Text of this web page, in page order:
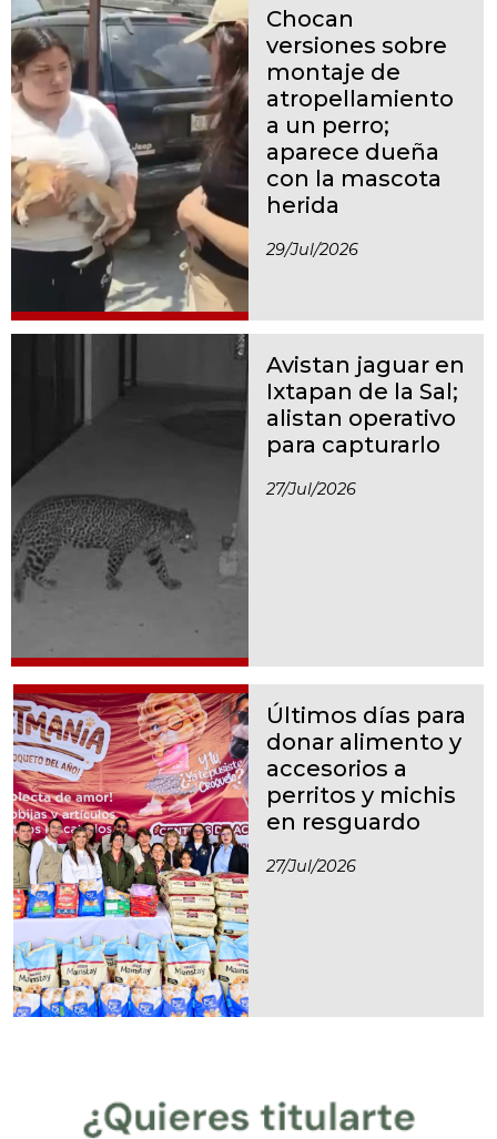
Chocan
versiones sobre
montaje de
atropellamiento
a un perro;
aparece dueña
con la mascota
herida
29/jul/2026
Avistan jaguar en
Ixtapan de la Sal;
alistan operativo
para capturarlo
27/jul/2026
Últimos días para
donar alimento y
accesorios a
perritos y michis
en resguardo
27/jul/2026